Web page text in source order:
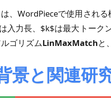
、WordPieceで使用され
入力長、$k$は最大トーク
ゴリズムLinMaxMatchと
景と関連研